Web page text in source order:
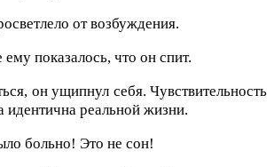
от возбуждения.
показалось, что он спит.
он ущипнул себя. Чувствительность
идентична реальной жизни.
больно! Это не сон!